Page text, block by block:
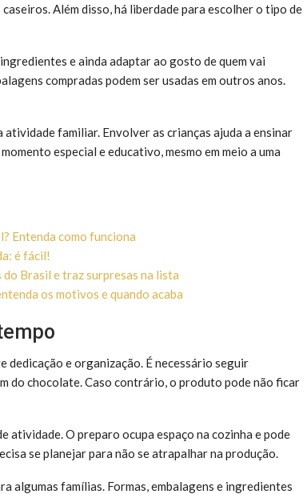
Além disso, há liberdade para escolher o tipo de
e ainda adaptar ao gosto de quem vai
compradas podem ser usadas em outros anos.
familiar. Envolver as crianças ajuda a ensinar
especial e educativo, mesmo em meio a uma
Entenda como funciona
é fácil!
Brasil e traz surpresas na lista
os motivos e quando acaba
dedicação e organização. É necessário seguir
do chocolate. Caso contrário, o produto pode não ficar
atividade. O preparo ocupa espaço na cozinha e pode
se planejar para não se atrapalhar na produção.
algumas famílias. Formas, embalagens e ingredientes